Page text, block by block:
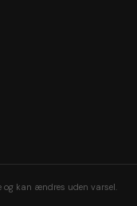
kan ændres uden varsel.